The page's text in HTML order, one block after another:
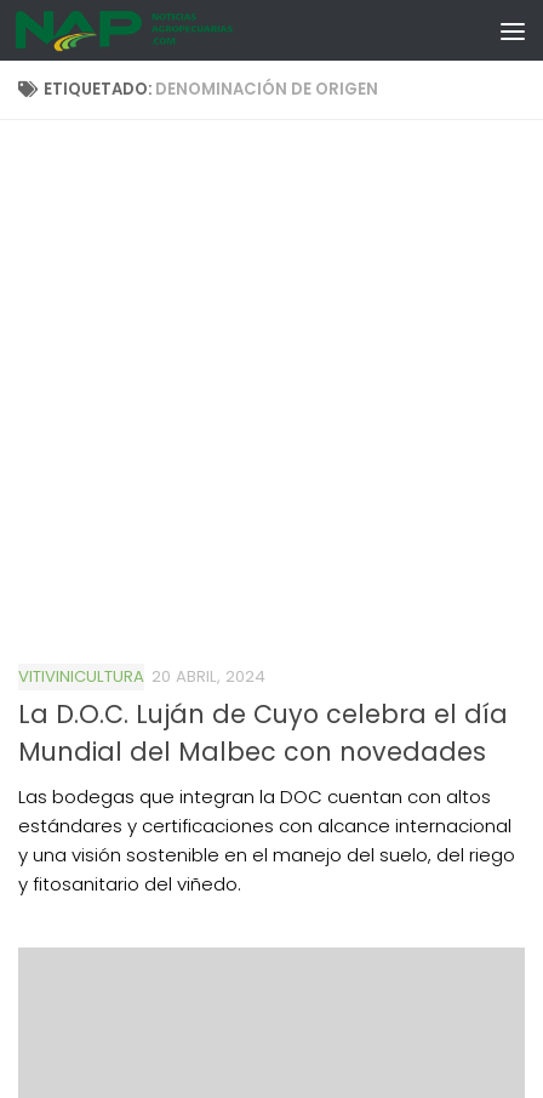
Skip to content
ETIQUETADO: DENOMINACIÓN DE ORIGEN
VITIVINICULTURA 20 ABRIL, 2024
La D.O.C. Luján de Cuyo celebra el día
Mundial del Malbec con novedades
Las bodegas que integran la DOC cuentan con altos
estándares y certificaciones con alcance internacional
y una visión sostenible en el manejo del suelo, del riego
y fitosanitario del viñedo.